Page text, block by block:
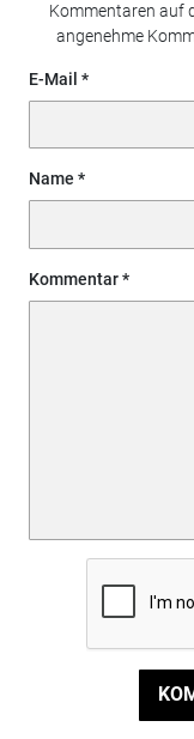
Kommentaren auf
angenehme
E-Mail
Name
Kommentar